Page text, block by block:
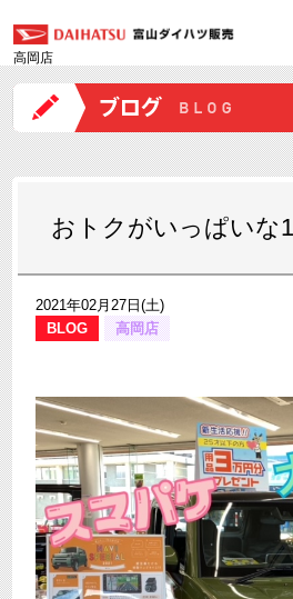
高岡店
おトクがいっぱいな
2021年02月27日(土)
BLOG
高岡店